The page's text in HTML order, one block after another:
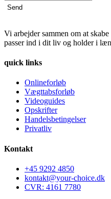
Send
Vi arbejder sammen om at
passer ind i dit liv og holder i
quick links
Onlineforløb
Vægttabsforløb
Videoguides
Opskrifter
Handelsbetingelser
Privatliv
Kontakt
+45 9292 4850
kontakt@your-choice.dk
CVR: 4161 7780